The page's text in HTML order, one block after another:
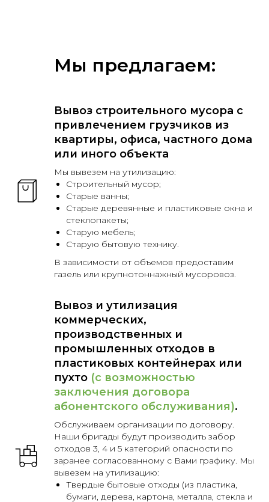
Мы предлагаем:
Вывоз строительного мусора с
привлечением грузчиков из
квартиры, офиса, частного дома
или иного объекта
Мы вывезем на утилизацию:
Строительный мусор;
Старые ванны;
Старые деревянные и пластиковые окна и
стеклопакеты;
Старую мебель;
Старую бытовую технику.
В зависимости от объемов предоставим
газель или крупнотоннажный мусоровоз.
Вывоз и утилизация
коммерческих,
производственных и
промышленных отходов в
пластиковых контейнерах или
пухто (с возможностью
заключения договора
абонентского обслуживания).
Обслуживаем организации по договору.
Наши бригады будут производить забор
отходов 3, 4 и 5 категорий опасности по
заранее согласованному с Вами графику. Мы
вывезем на утилизацию:
Твердые бытовые отходы (из пластика,
бумаги, дерева, картона, металла, стекла и